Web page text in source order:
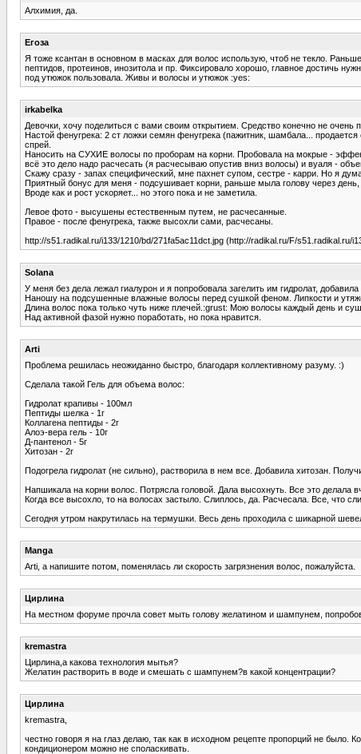
Алхимия, да.
Егоза
Я тоже ксантан в основном в масках для волос использую, чтоб не текло.
пептидов, протеинов, инозитола и пр. Фиксировало хорошо, главное достичь
под утюжок пользовала. Живы и волосы и утюжок :yes:
irkabelka
Девочки, хочу поделиться с вами своим открытием. Средство конечно не очень
Настой фенугрека: 2 ст ложки семян фенугрека (пажитник, шамбала...
спрей.
Наносить на СУХИЕ волосы по проборам на корни. Пробовала на мокрые -
всё это дело надо расчесать (я расчесываю опустив вниз волосы) и вуаля -
Скажу сразу - запах специфический, мне пахнет супом, сестре - карри. Но я
Приятный бонус для меня - подсушивает корни, раньше мыла голову через
Вроде как и рост ускоряет... но этого пока и не заметила.
Левое фото - высушены естественным путем, не расчесанные.
Правое - после фенугрека, также высохли сами, расчесаны.
http://s51.radikal.ru/i133/1210/bd/271fa5ac11dct.jpg (http://radikal.ru/F/s51.radikal.ru/
Solana
У меня без дела лежал гиалурон и я попробовала загелить им гидролат,
Наношу на подсушенные влажные волосы перед сушкой феном. Липкости и
Длина волос пока только чуть ниже плечей.:grust: Мою волосы каждый день и
Над активной фазой нужно поработать, но пока нравится.
Arti
Проблема решилась неожиданно быстро, благодаря коллективному разуму. :)
Сделала такой Гель для объема волос:
Гидролат крапивы - 100мл
Пептиды шелка - 1г
Коллагена пептиды - 2г
Алоэ-вера гель - 10г
Д-пантенол - 5г
Хитозан - 2г
Подогрела гидролат (не сильно), растворила в нем все. Добавила хитозан.
Напшикала на корни волос. Потрясла головой. Дала высохнуть. Все это делала
Когда все высохло, то на волосах застыло. Слиплось, да. Расчесала. Все, что
Сегодня утром накрутилась на термушки. Весь день проходила с шикарной
Manga
Arti, а напишите потом, поменялась ли скорость загрязнения волос, пожалуйста.
Цирлина
На местном форуме прочла совет мыть голову желатином и шампунем,
kremastra
Цирлина,а какова технология мытья?
Желатин растворить в воде и смешать с шампунем?в какой концентрации?
Цирлина
kremastra,
честно говоря я на глаз делаю, так как в исходном рецепте пропорций не
кондиционером можно не споласкивать.